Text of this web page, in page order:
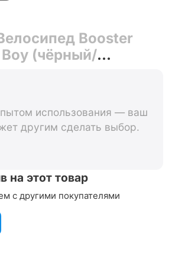
Booster
(чёрный/
использования — ваш
другим сделать выбор.
на этот товар
с другими покупателями